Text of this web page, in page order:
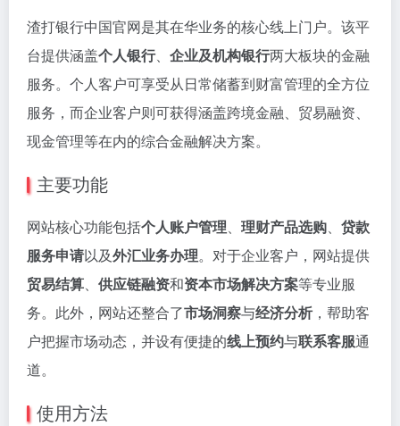
渣打银行中国官网是其在华业务的核心线上门户。该平
台提供涵盖个人银行、 企业及机构银行两大板块的金融
服务。个人客户可享受从日常储蓄到财富管理的全方位
服务，而企业客户则可获得涵盖跨境金融、贸易融资、
现金管理等在内的综合金融解决方案。
主要功能
网站核心功能包括个人账户管理、 理财产品选购、 贷款
服务申请以及外汇业务办理。对于企业客户，网站提供
贸易结算、 供应链融资和资本市场解决方案等专业服
务。此外，网站还整合了市场洞察与经济分析 ，帮助客
户把握市场动态，并设有便捷的线上预约与联系客服通
道。
使用方法